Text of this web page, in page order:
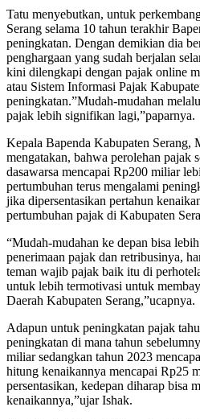
Tatu menyebutkan, untuk
Serang selama 10 tahun terakhir
peningkatan. Dengan demikian dia
penghargaan yang sudah berjalan
kini dilengkapi dengan pajak online
atau Sistem Informasi Pajak
peningkatan.”Mudah-mudahan
pajak lebih signifikan lagi,”paparnya.
Kepala Bapenda Kabupaten Serang,
mengatakan, bahwa perolehan pajak
dasawarsa mencapai Rp200 miliar
pertumbuhan terus mengalami
jika dipersentasikan pertahun
pertumbuhan pajak di Kabupaten
“Mudah-mudahan ke depan bisa
penerimaan pajak dan retribusinya,
teman wajib pajak baik itu di
untuk lebih termotivasi untuk
Daerah Kabupaten Serang,”ucapnya.
Adapun untuk peningkatan pajak
peningkatan di mana tahun
miliar sedangkan tahun 2023
hitung kenaikannya mencapai Rp25
persentasikan, kedepan diharap bisa
kenaikannya,”ujar Ishak.